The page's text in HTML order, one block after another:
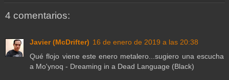
4 comentarios:
Javier (McDrifter) 16 de enero de 2019 a las 20:38
Qué flojo viene este enero metalero...sugiero una escucha
a Mo'ynoq - Dreaming in a Dead Language (Black)